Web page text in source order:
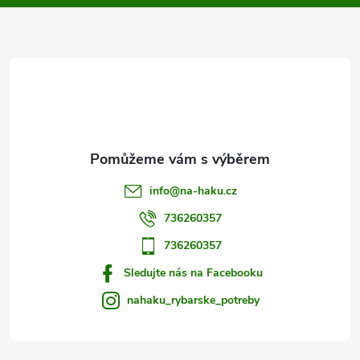
a
info@na-haku.cz
736260357
736260357
Sledujte nás na Facebooku
nahaku_rybarske_potreby